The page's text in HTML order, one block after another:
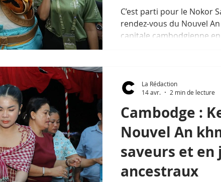
C’est parti pour le Nokor
rendez-vous du Nouvel
capitale cambodgienne
Cambodge :
Nouvel An
saveurs et en
ancestraux
La Rédaction
14 avr.
2 min de lecture